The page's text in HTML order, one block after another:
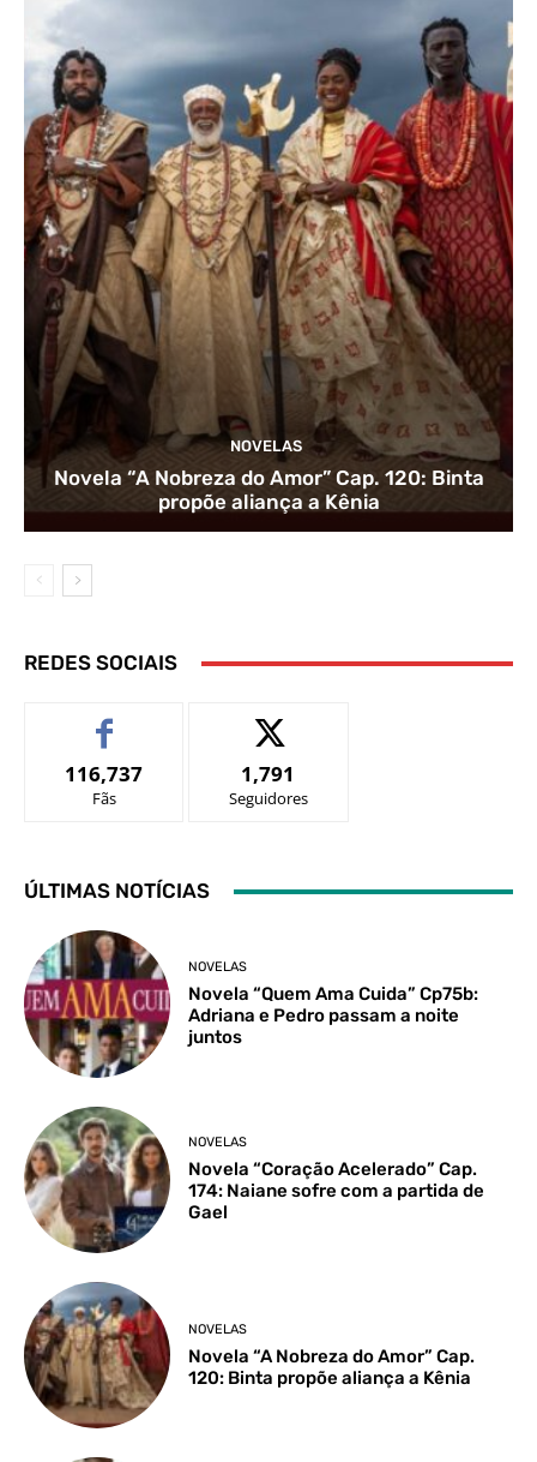
NOVELAS
Novela “A Nobreza do Amor” Cap. 120: Binta
propõe aliança a Kênia
REDES SOCIAIS
116,737
Fãs
1,791
Seguidores
ÚLTIMAS NOTÍCIAS
NOVELAS
Novela “Quem Ama Cuida” Cp75b:
Adriana e Pedro passam a noite
juntos
NOVELAS
Novela “Coração Acelerado” Cap.
174: Naiane sofre com a partida de
Gael
NOVELAS
Novela “A Nobreza do Amor” Cap.
120: Binta propõe aliança a Kênia